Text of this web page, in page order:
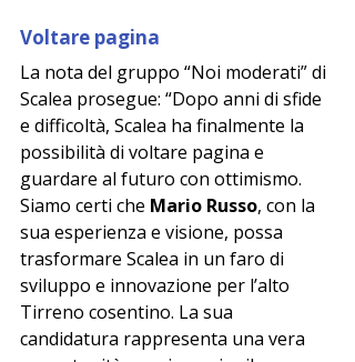
Voltare pagina
La nota del gruppo “Noi moderati” di
Scalea prosegue: “Dopo anni di sfide
e difficoltà, Scalea ha finalmente la
possibilità di voltare pagina e
guardare al futuro con ottimismo.
Siamo certi che Mario Russo, con la
sua esperienza e visione, possa
trasformare Scalea in un faro di
sviluppo e innovazione per l’alto
Tirreno cosentino. La sua
candidatura rappresenta una vera